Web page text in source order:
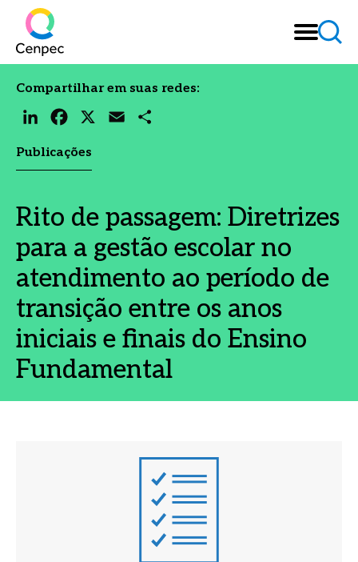
Publicações
Rito de passagem: Diretrizes
para a gestão escolar no
atendimento ao período de
transição entre os anos
iniciais e finais do Ensino
Fundamental
Compartilhar em suas redes:
LinkedIn
Facebook